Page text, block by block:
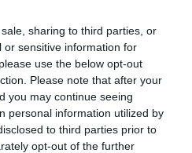
sharing to third parties, or
or sensitive information for
use the below opt-out
Please note that after your
you may continue seeing
personal information utilized by
to third parties prior to
opt-out of the further